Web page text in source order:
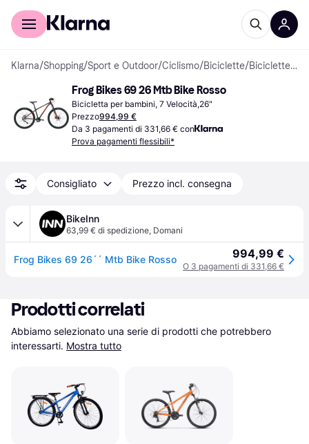
Per il tuo shopping
Klarna/Shopping/Sport e Outdoor/Ciclismo/Biciclette/ Biciclette per bambini
Frog Bikes 69 26 Mtb Bike Rosso
Bicicletta per bambini, 7 Velocità,26"
Prezzo994,99 €
Da 3 pagamenti di 331,66 € con
Prova pagamenti flessibili*
Consigliato Prezzo incl. consegna
BikeInn
63,99 € di spedizione, Domani
Frog Bikes 69 26´´ Mtb Bike Rosso 994,99 €
O 3 pagamenti di 331,66 €
Prodotti correlati
Abbiamo selezionato una serie di prodotti che potrebbero
interessarti. Mostra tutto